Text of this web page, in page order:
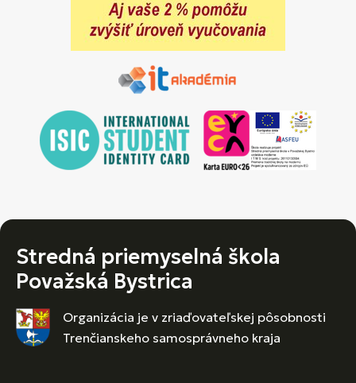
Stredná priemyselná škola
Považská Bystrica
Organizácia je v zriaďovateľskej pôsobnosti
Trenčianskeho samosprávneho kraja